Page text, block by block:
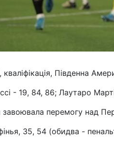
Південна
- 19, 84, 86; Лаутаро
завоювала перемогу над
35, 54 (обидва -